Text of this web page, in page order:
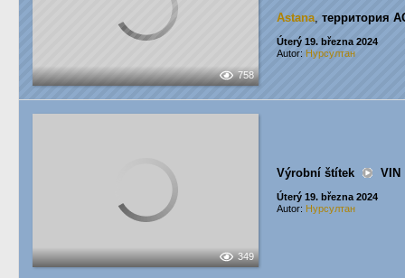
758
Astana, территория
Úterý 19. března 2024
Autor: Нурсултан
349
Výrobní štítek VIN
Úterý 19. března 2024
Autor: Нурсултан